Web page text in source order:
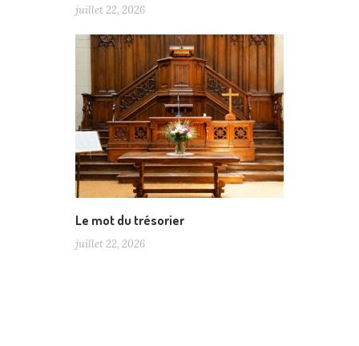
juillet 22, 2026
Le mot du trésorier
juillet 22, 2026